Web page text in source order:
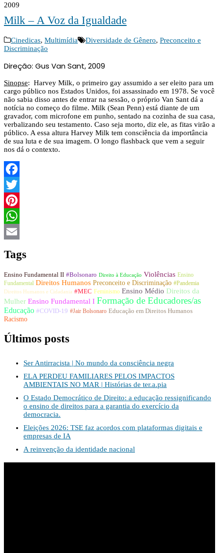
2009
Milk – A Voz da Igualdade
Cinedicas, Multimídia Diversidade de Gênero, Preconceito e
Discriminação
Direção: Gus Van Sant, 2009
Sinopse: Harvey Milk, o primeiro gay assumido a ser eleito para um
cargo público nos Estados Unidos, foi assassinado em 1978. Se você
não sabia disso antes de entrar na sessão, o próprio Van Sant dá a
notícia no começo do filme. Milk (Sean Penn) está diante de um
gravador, com microfone em punho, sentado na cozinha de sua casa,
verbalizando seu testamento. Caso seja morto, diz ele, as fitas virão a
público. A essa altura Harvey Milk tem consciência da importância
de sua luta e de sua imagem. O longo flashback que vem a seguir
nos dá o contexto.
Facebook
Twitter
Pinterest
WhatsApp
Tags
Ensino Fundamental II #Bolsonaro Direito à Educação Violências Ensino
Fundamental Direitos Humanos Preconceito e Discriminação #Pandemia
Direitos Humanos e Cidadania #MEC Feminismo Ensino Médio Direitos da
Mulher Ensino Fundamental I Formação de Educadores/as
Educação #COVID-19 #Jair Bolsonaro Educação em Direitos Humanos
Racismo
Últimos posts
Ser Antirracista | No mundo da consciência negra
ELA PERDEU FAMILIARES PELOS IMPACTOS
AMBIENTAIS NO MAR | Histórias de ter.a.pia
O Estado Democrático de Direito: a educação ressignificando
o ensino de direitos para a garantia do exercício da
democracia.
Eleições 2026: TSE faz acordos com plataformas digitais e
empresas de IA
A reinvenção da identidade nacional